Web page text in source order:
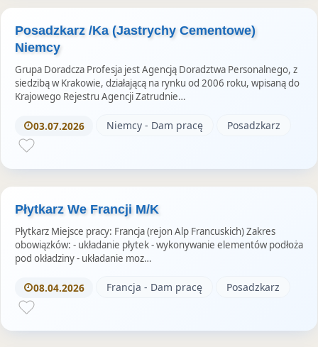
Posadzkarz /Ka (Jastrychy Cementowe)
Niemcy
Grupa Doradcza Profesja jest Agencją Doradztwa Personalnego, z
siedzibą w Krakowie, działającą na rynku od 2006 roku, wpisaną do
Krajowego Rejestru Agencji Zatrudnie…
03.07.2026 Niemcy - Dam pracę Posadzkarz
Płytkarz We Francji M/K
Płytkarz Miejsce pracy: Francja (rejon Alp Francuskich) Zakres
obowiązków: - układanie płytek - wykonywanie elementów podłoża
pod okładziny - układanie moz…
08.04.2026 Francja - Dam pracę Posadzkarz